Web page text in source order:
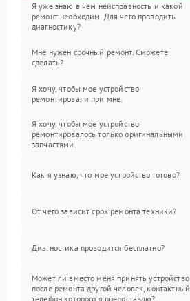
Я уже знаю в чем неисправность и какой
ремонт необходим. Для чего проводить
диагностику?
Мне нужен срочный ремонт. Сможете
сделать?
Я хочу, чтобы мое устройство
ремонтировали при мне.
Я хочу, чтобы мое устройство
ремонтировалось только оригинальными
запчастями.
Как я узнаю, что мое устройство готово?
От чего зависит срок ремонта техники?
Диагностика проводится бесплатно?
Может ли вместо меня принять устройство
после ремонта другой человек, контактный
телефон которого я предоставлю?